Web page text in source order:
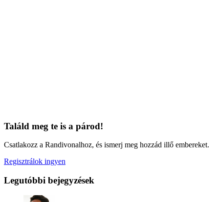
Találd meg te is a párod!
Csatlakozz a Randivonalhoz, és ismerj meg hozzád illő embereket.
Regisztrálok ingyen
Legutóbbi bejegyzések